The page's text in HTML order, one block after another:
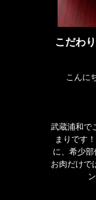
こだわ
こんに
武蔵浦和で
まりです
に、希少部
お肉だけで